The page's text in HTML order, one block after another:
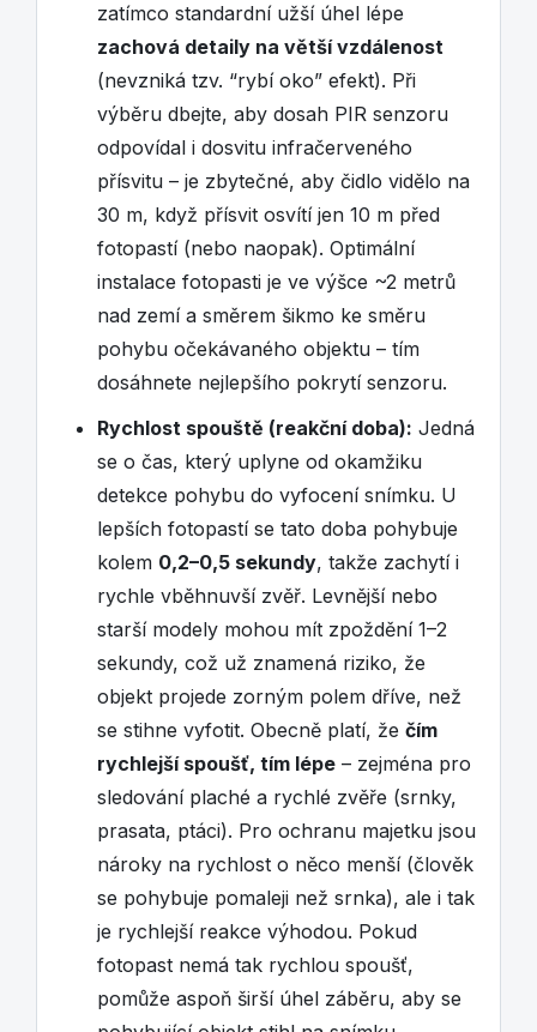
zatímco standardní užší úhel lépe
zachová detaily na větší vzdálenost
(nevzniká tzv. “rybí oko” efekt). Při
výběru dbejte, aby dosah PIR senzoru
odpovídal i dosvitu infračerveného
přísvitu – je zbytečné, aby čidlo vidělo na
30 m, když přísvit osvítí jen 10 m před
fotopastí (nebo naopak). Optimální
instalace fotopasti je ve výšce ~2 metrů
nad zemí a směrem šikmo ke směru
pohybu očekávaného objektu – tím
dosáhnete nejlepšího pokrytí senzoru.
Rychlost spouště (reakční doba): Jedná
se o čas, který uplyne od okamžiku
detekce pohybu do vyfocení snímku. U
lepších fotopastí se tato doba pohybuje
kolem 0,2–0,5 sekundy, takže zachytí i
rychle vběhnuvší zvěř. Levnější nebo
starší modely mohou mít zpoždění 1–2
sekundy, což už znamená riziko, že
objekt projede zorným polem dříve, než
se stihne vyfotit. Obecně platí, že čím
rychlejší spoušť, tím lépe – zejména pro
sledování plaché a rychlé zvěře (srnky,
prasata, ptáci). Pro ochranu majetku jsou
nároky na rychlost o něco menší (člověk
se pohybuje pomaleji než srnka), ale i tak
je rychlejší reakce výhodou. Pokud
fotopast nemá tak rychlou spoušť,
pomůže aspoň širší úhel záběru, aby se